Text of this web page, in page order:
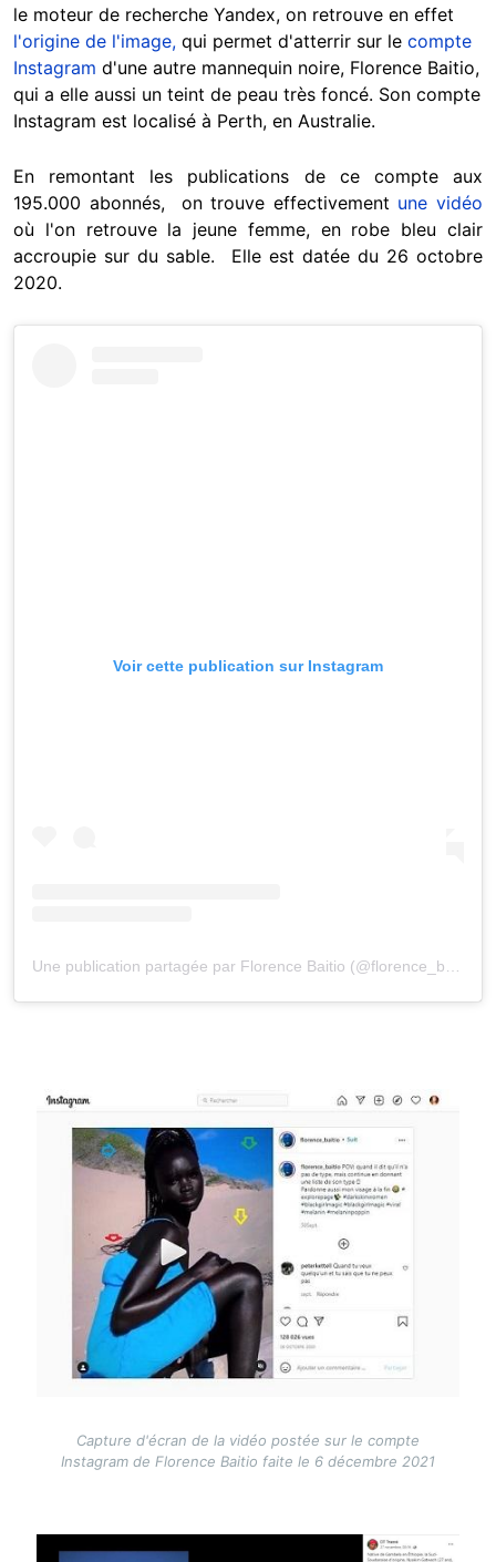
le moteur de recherche Yandex, on retrouve en effet
l'origine de l'image, qui permet d'atterrir sur le compte
Instagram d'une autre mannequin noire, Florence Baitio,
qui a elle aussi un teint de peau très foncé. Son compte
Instagram est localisé à Perth, en Australie.
En remontant les publications de ce compte aux
195.000 abonnés, on trouve effectivement une vidéo
où l'on retrouve la jeune femme, en robe bleu clair
accroupie sur du sable. Elle est datée du 26 octobre
2020.
Voir cette publication sur Instagram
Image
Capture d'écran de la vidéo postée sur le compte
Instagram de Florence Baitio faite le 6 décembre 2021
Image